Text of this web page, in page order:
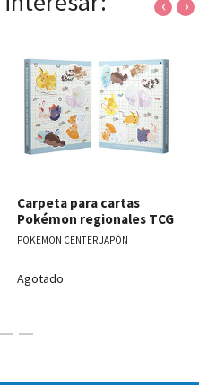
Carpeta para cartas
Pokémon regionales TCG
POKEMON CENTER JAPÓN
Agotado
‹ ›